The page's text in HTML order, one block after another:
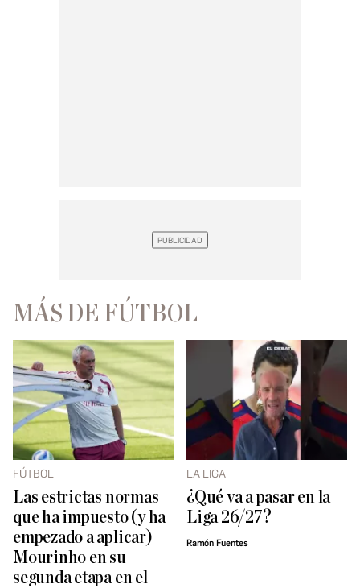
MÁS DE FÚTBOL
FÚTBOL
Las estrictas normas
que ha impuesto (y ha
empezado a aplicar)
Mourinho en su
segunda etapa en el
LA LIGA
¿Qué va a pasar en la
Liga 26/27?
Ramón Fuentes